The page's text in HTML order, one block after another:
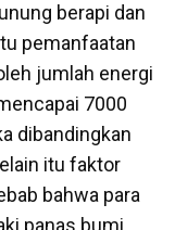
berapi dan
pemanfaatan
jumlah energi
7000
dibandingkan
itu faktor
bahwa para
panas bumi,